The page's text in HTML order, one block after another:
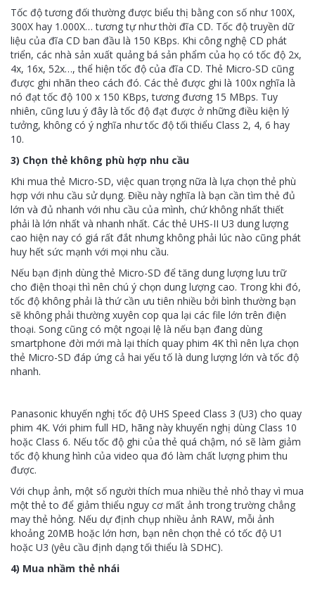
Tốc độ tương đối thường được biểu thị bằng con số như 100X,
300X hay 1.000X… tương tự như thời đĩa CD. Tốc độ truyền dữ
liệu của đĩa CD ban đầu là 150 KBps. Khi công nghệ CD phát
triển, các nhà sản xuất quảng bá sản phẩm của họ có tốc độ 2x,
4x, 16x, 52x…, thể hiện tốc độ của đĩa CD. Thẻ Micro-SD cũng
được ghi nhãn theo cách đó. Các thẻ được ghi là 100x nghĩa là
nó đạt tốc độ 100 x 150 KBps, tương đương 15 MBps. Tuy
nhiên, cũng lưu ý đây là tốc độ đạt được ở những điều kiện lý
tưởng, không có ý nghĩa như tốc độ tối thiểu Class 2, 4, 6 hay
10.
3) Chọn thẻ không phù hợp nhu cầu
Khi mua thẻ Micro-SD, việc quan trọng nữa là lựa chọn thẻ phù
hợp với nhu cầu sử dụng. Điều này nghĩa là bạn cần tìm thẻ đủ
lớn và đủ nhanh với nhu cầu của mình, chứ không nhất thiết
phải là lớn nhất và nhanh nhất. Các thẻ UHS-II U3 dung lượng
cao hiện nay có giá rất đắt nhưng không phải lúc nào cũng phát
huy hết sức mạnh với mọi nhu cầu.
Nếu bạn định dùng thẻ Micro-SD để tăng dung lượng lưu trữ
cho điện thoại thì nên chú ý chọn dung lượng cao. Trong khi đó,
tốc độ không phải là thứ cần ưu tiên nhiều bởi bình thường bạn
sẽ không phải thường xuyên cop qua lại các file lớn trên điện
thoại. Song cũng có một ngoại lệ là nếu bạn đang dùng
smartphone đời mới mà lại thích quay phim 4K thì nên lựa chọn
thẻ Micro-SD đáp ứng cả hai yếu tố là dung lượng lớn và tốc độ
nhanh.
Panasonic khuyến nghị tốc độ UHS Speed Class 3 (U3) cho quay
phim 4K. Với phim full HD, hãng này khuyến nghị dùng Class 10
hoặc Class 6. Nếu tốc độ ghi của thẻ quá chậm, nó sẽ làm giảm
tốc độ khung hình của video qua đó làm chất lượng phim thu
được.
Với chụp ảnh, một số người thích mua nhiều thẻ nhỏ thay vì mua
một thẻ to để giảm thiểu nguy cơ mất ảnh trong trường chẳng
may thẻ hỏng. Nếu dự định chụp nhiều ảnh RAW, mỗi ảnh
khoảng 20MB hoặc lớn hơn, bạn nên chọn thẻ có tốc độ U1
hoặc U3 (yêu cầu định dạng tối thiểu là SDHC).
4) Mua nhầm thẻ nhái